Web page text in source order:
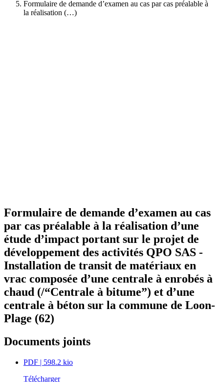
Formulaire de demande d’examen au cas par cas préalable à
la réalisation (…)
Formulaire de demande d’examen au cas
par cas préalable à la réalisation d’une
étude d’impact portant sur le projet de
développement des activités QPO SAS -
Installation de transit de matériaux en
vrac composée d’une centrale à enrobés à
chaud (/“Centrale à bitume”) et d’une
centrale à béton sur la commune de Loon-
Plage (62)
Documents joints
PDF | 598.2 kio
Télécharger